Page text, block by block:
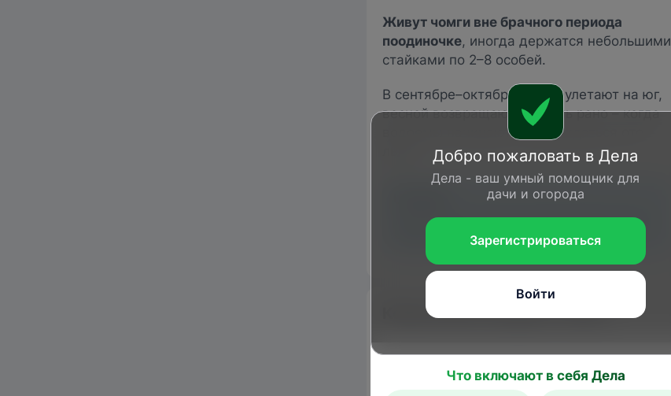
Живут чомги вне брачного периода
поодиночке, иногда держатся небольшими
стайками по 2–8 особей.
В сентябре–октябре птицы улетают на юг,
весной возвращаются очень рано – когда
водоемы начинают освобождаться ото
Мигрируют чомги в ночное время суток,
чаще стайками по 4–7 птиц.
Когда можно увидеть чомгу
способна зимовать практически везде, не
улетая на юг.
Добро пожаловать в Дела
Дела - ваш умный помощник для
дачи и огорода
Зарегистрироваться
Войти
Что включают в себя Дела